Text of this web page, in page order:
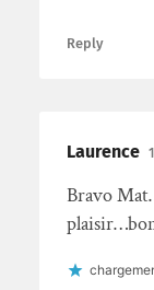
Reply
Laurence
Bravo